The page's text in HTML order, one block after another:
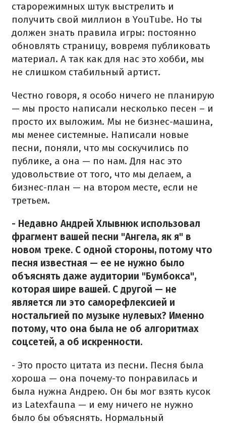
старорежимных штук выстрелить и
получить свой миллион в YouTube. Но ты
должен знать правила игры: постоянно
обновлять страницу, вовремя публиковать
материал. А так как для нас это хобби, мы
не слишком стабильный артист.
Честно говоря, я особо ничего не планирую
— мы просто написали несколько песен – и
просто их выложим. Мы не бизнес-машина,
мы менее системные. Написали новые
песни, поняли, что мы соскучились по
публике, а она — по нам. Для нас это
удовольствие от того, что мы делаем, а
бизнес-план — на втором месте, если не
третьем.
- Недавно Андрей Хлывнюк использовал
фрагмент вашей песни "Ангела, як я" в
новом треке. С одной стороны, потому что
песня известная — ее не нужно было
объяснять даже аудитории "Бумбокса",
которая шире вашей. С другой — не
является ли это саморефлексией и
ностальгией по музыке нулевых? Именно
потому, что она была не об алгоритмах
соцсетей, а об искренности.
- Это просто цитата из песни. Песня была
хороша — она ​​почему-то понравилась и
была нужна Андрею. Он бы мог взять кусок
из Latexfauna — и ему ничего не нужно
было бы объяснять. Нормальный